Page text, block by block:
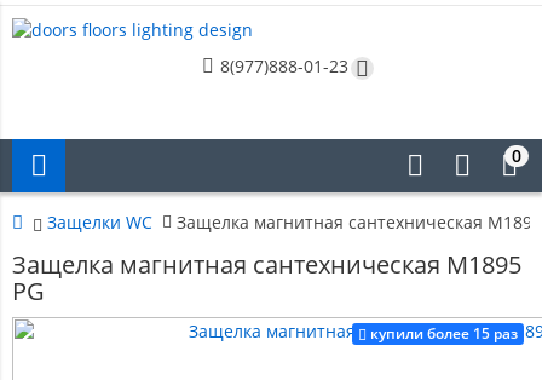
8(977)888-01-23
0
Защелки WC Защелка магнитная сантехническая
Защелка магнитная сантехническая M1895
PG
купили более 15 раз